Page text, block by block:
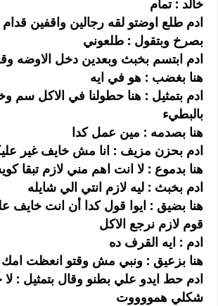
خالد : تمام
ادم طلع اوضتو لقه رجالين واقفين قدام
بصرخ وبتقول : طلعوني
ادم ابتسم بخبث وبعدين دخل الاوضه
هنا بغضب : هو في ايه
ادم بتمثيل : هنا حطولنا في الاكل سم
بالبطيء
هنا بصدمه : مين عمل كدا
ادم بحزن مزيف : انا مش خايف غير
هنا بدموع : لا انت اهم مني لازم تبقا
ادم بخبث : ليه لازم انتي الي شايله
هنا بضيق : ايوا قول كدا أن انت خايف
قوم لازم نرجع الاكل
ادم : ايه القرف ده
هنا بزعيق : ونبي مش وقتو انعظت امك
ادم حط ايدو علي بطنو وقال بتمثيل : لا
شكلي همووووت